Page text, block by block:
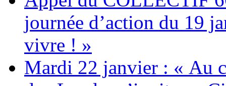
journée d’action du 19
vivre ! »
Mardi 22 janvier : « Au